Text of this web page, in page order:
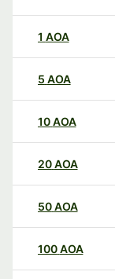
1 AOA
5 AOA
10AOA
20AOA
50AOA
100AOA